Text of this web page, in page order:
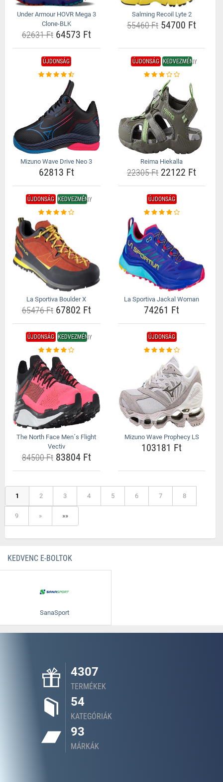
Under Armour HOVR Mega 3
Clone-BLK
62631 Ft64573 Ft
Salming Recoil Lyte 2
55460 Ft54700 Ft
ÚJDONSÁG
Mizuno Wave Drive Neo 3
62813 Ft
ÚJDONSÁG KEDVEZMÉNY
Reima Hiekalla
22305 Ft22122 Ft
ÚJDONSÁG KEDVEZMÉNY
La Sportiva Boulder X
65476 Ft67802 Ft
ÚJDONSÁG
La Sportiva Jackal Woman
74261 Ft
ÚJDONSÁG KEDVEZMÉNY
The North Face Men´s Flight
Vectiv
84500 Ft83804 Ft
ÚJDONSÁG
Mizuno Wave Prophecy LS
103181 Ft
1 2 3 4 5 6 7 8
9 » »»
KEDVENC E-BOLTOK
SanaSport
4307
TERMÉKEK
54
KATEGÓRIÁK
93
MÁRKÁK